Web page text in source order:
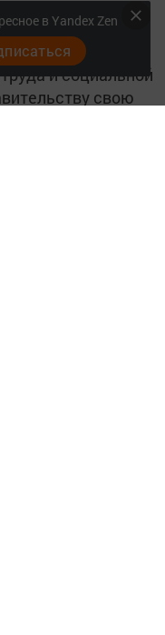
и социальной
свою
в Yandex Zen